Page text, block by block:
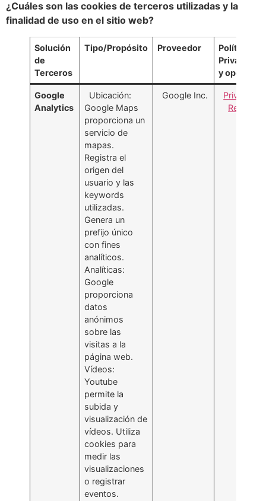
¿Cuáles son las cookies de terceros utilizadas y la
finalidad de uso en el sitio web?
Solución
de
Terceros
Tipo/Propósito Proveedor
Política de
Privacidad
y opciones
Google
Analytics
Ubicación:
Google Maps
proporciona un
servicio de
mapas.
Registra el
origen del
usuario y las
keywords
utilizadas.
Genera un
prefijo único
con fines
analíticos.
Analíticas:
Google
proporciona
datos
anónimos
sobre las
visitas a la
página web.
Vídeos:
Youtube
permite la
subida y
visualización de
vídeos. Utiliza
cookies para
medir las
visualizaciones
o registrar
eventos.
Google Inc.
Privacidad
Rechazar